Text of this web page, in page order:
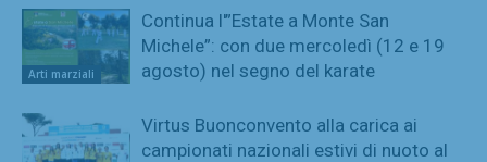
Arti marziali
Continua l'”Estate a Monte San
Michele”: con due mercoledì (12 e 19
agosto) nel segno del karate
Virtus Buonconvento alla carica ai
campionati nazionali estivi di nuoto al